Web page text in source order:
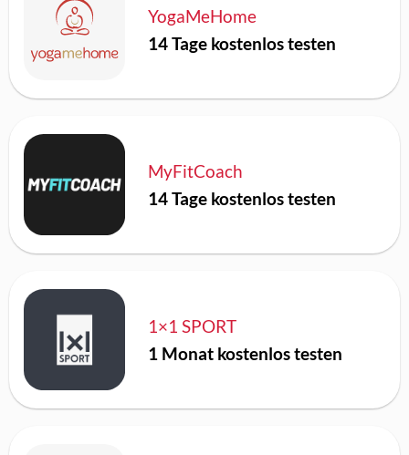
YogaMeHome
14 Tage kostenlos testen
MyFitCoach
14 Tage kostenlos testen
1×1 SPORT
1 Monat kostenlos testen